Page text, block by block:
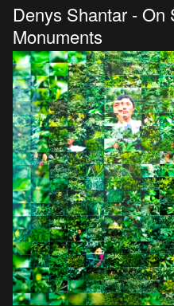
Denys Shantar - On
Monuments